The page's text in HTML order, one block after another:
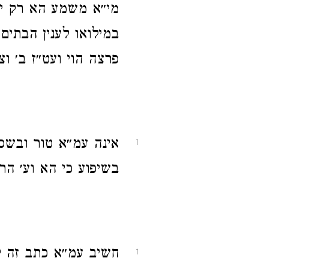
מי״א משמע הא רק
במילואו לענין
פרצה הוי ועט״ז ב׳
1
אינה עמ״א טור
בשיפוע כי הא וע׳
1 חשיב עמ״א כתב זה